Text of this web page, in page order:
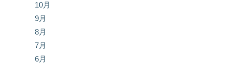
10月
9月
8月
7月
6月